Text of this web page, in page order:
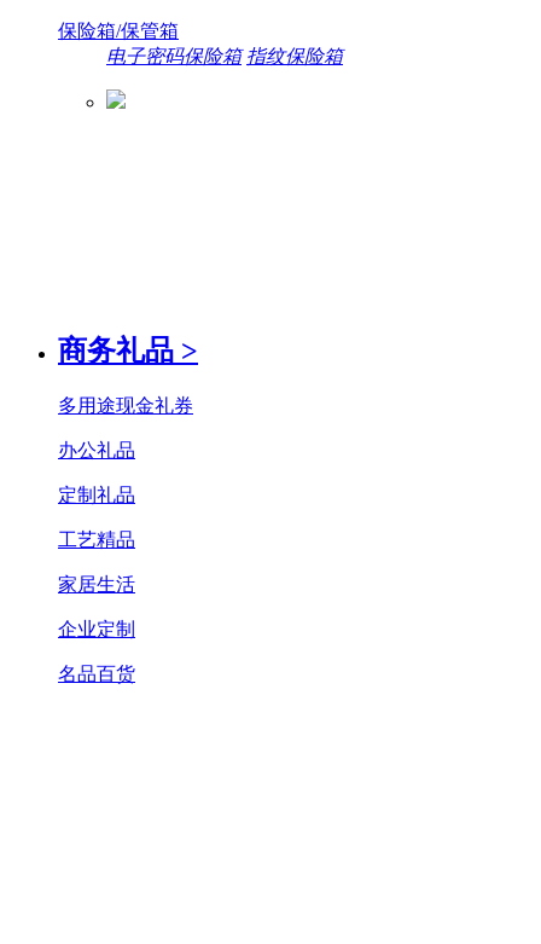
保险箱/保管箱
电子密码保险箱 指纹保险箱
商务礼品 >
多用途现金礼券
办公礼品
定制礼品
工艺精品
家居生活
企业定制
名品百货